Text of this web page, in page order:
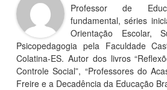
Professor de
fundamental, séries
Orientação Escolar,
Psicopedagogia pela Faculdade
Colatina-ES. Autor dos livros
Controle Social”, “Professores do
Freire e a Decadência da Educação